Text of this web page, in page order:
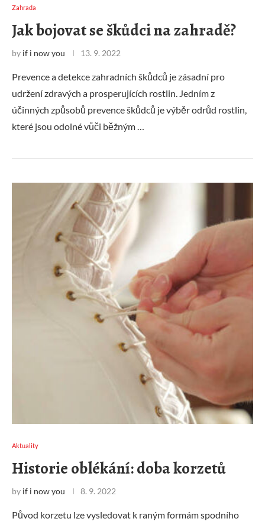
Zahrada
Jak bojovat se škůdci na zahradě?
by if i now you 13. 9. 2022
Prevence a detekce zahradních škůdců je zásadní pro
udržení zdravých a prosperujících rostlin. Jedním z
účinných způsobů prevence škůdců je výběr odrůd rostlin,
které jsou odolné vůči běžným …
Aktuality
Historie oblékání: doba korzetů
by if i now you 8. 9. 2022
Původ korzetu lze vysledovat k raným formám spodního